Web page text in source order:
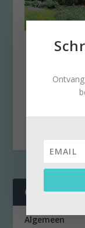
Het
Ter viering
Algemeen